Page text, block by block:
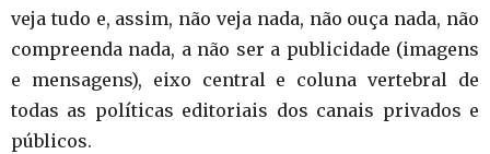
veja tudo e, assim, não veja nada, não ouça nada, não
compreenda nada, a não ser a publicidade (imagens
e mensagens), eixo central e coluna vertebral de
todas as políticas editoriais dos canais privados e
públicos.